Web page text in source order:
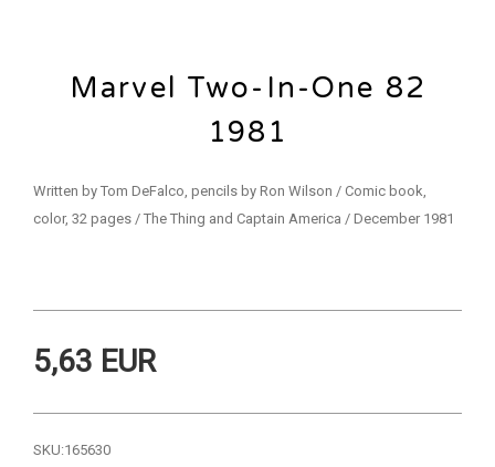
Marvel Two-In-One 82
1981
Written by Tom DeFalco, pencils by Ron Wilson / Comic book,
color, 32 pages / The Thing and Captain America / December 1981
5,63 EUR
SKU:165630